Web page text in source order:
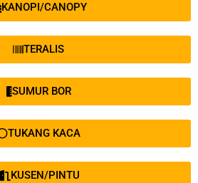
KANOPI/CANOPY
TERALIS
SUMUR BOR
TUKANG KACA
KUSEN/PINTU